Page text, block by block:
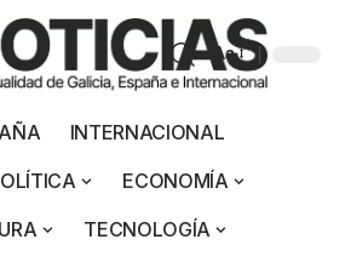
Aa
INTERNACIONAL
ECONOMÍA
TECNOLOGÍA